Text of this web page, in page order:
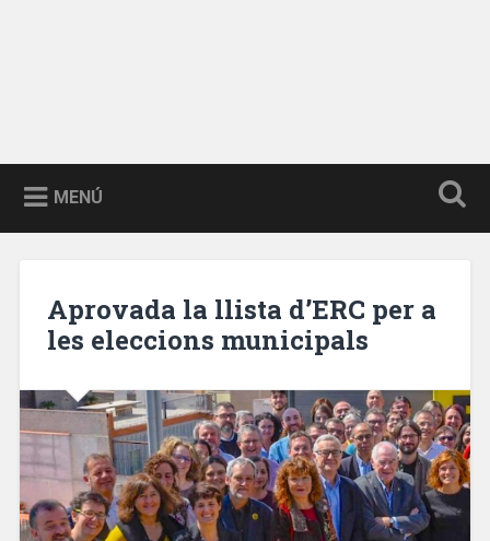
MENÚ
Aprovada la llista d’ERC per a
les eleccions municipals